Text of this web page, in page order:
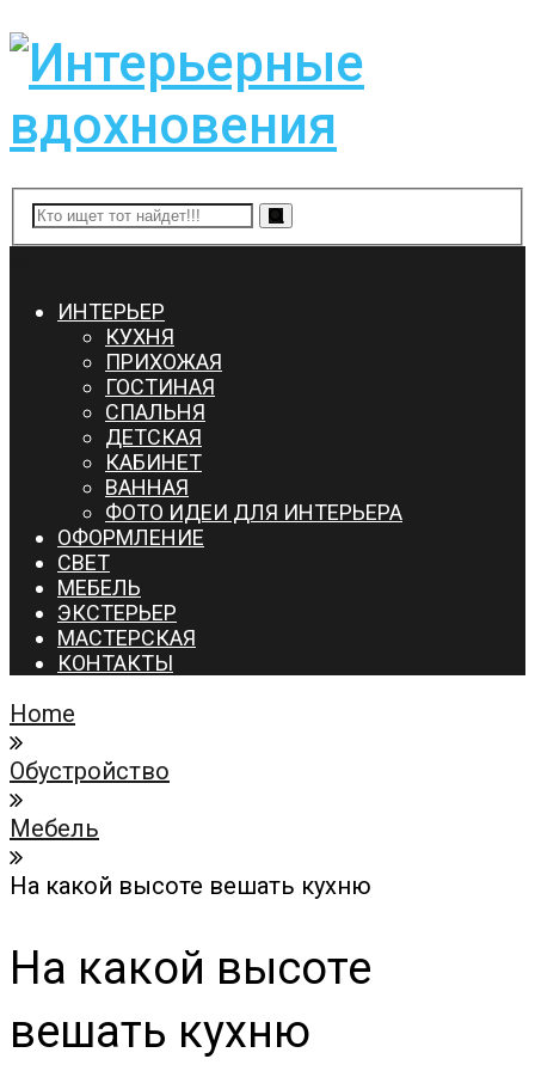
ИНТЕРЬЕР
КУХНЯ
ПРИХОЖАЯ
ГОСТИНАЯ
СПАЛЬНЯ
ДЕТСКАЯ
КАБИНЕТ
ВАННАЯ
ФОТО ИДЕИ ДЛЯ ИНТЕРЬЕРА
ОФОРМЛЕНИЕ
СВЕТ
МЕБЕЛЬ
ЭКСТЕРЬЕР
МАСТЕРСКАЯ
КОНТАКТЫ
Home
Обустройство
Мебель
На какой высоте вешать кухню
На какой высоте
вешать кухню